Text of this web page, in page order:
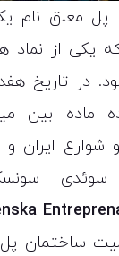
پل معلق نام
یکی از نماد
ماده بین
ایران و
سونسکا
ساختمان پل